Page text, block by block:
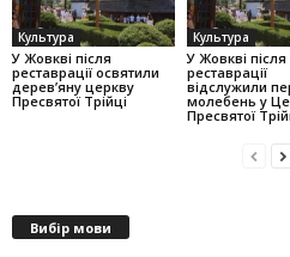
Культура
У Жовкві після
реставрації освятили
дерев’яну церкву
Пресвятої Трійці
Культура
У Жовкві після
реставрації
відслужили
молебень у
Пресвятої
Вибір мови